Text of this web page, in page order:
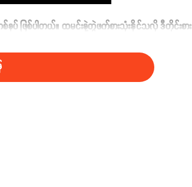
စ်နပ် ဖြစ်ပါတယ်။ ထမင်းနဲ့တွဲဖက်စားသုံးနိုင်သလို ဒီတိုင်းစား